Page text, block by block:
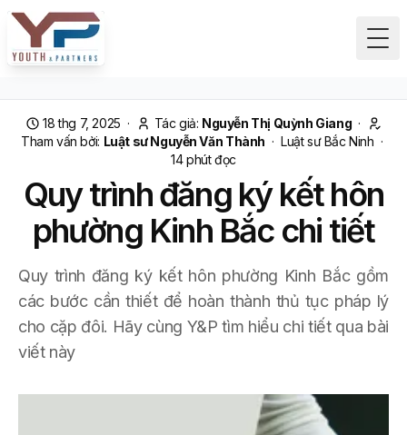
18 thg 7, 2025 · Tác giả: Nguyễn Thị Quỳnh Giang ·
Tham vấn bởi: Luật sư Nguyễn Văn Thành · Luật sư Bắc Ninh ·
14 phút đọc
Quy trình đăng ký kết hôn
phường Kinh Bắc chi tiết
Quy trình đăng ký kết hôn phường Kinh Bắc gồm
các bước cần thiết để hoàn thành thủ tục pháp lý
cho cặp đôi. Hãy cùng Y&P tìm hiểu chi tiết qua bài
viết này